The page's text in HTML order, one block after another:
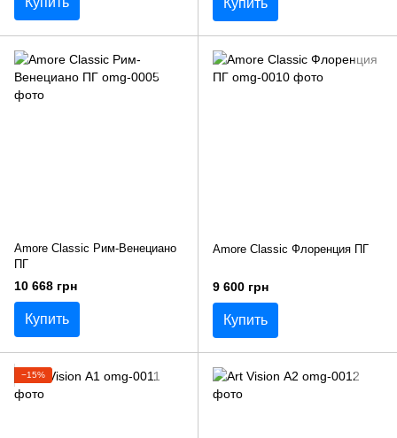
Amore Classic Рим-Венециано
ПГ
10 668 грн
Купить
Amore Classic Флоренция ПГ
9 600 грн
Купить
−15%